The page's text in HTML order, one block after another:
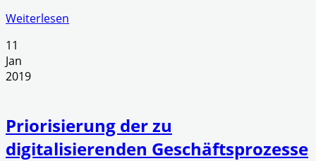
Weiterlesen
11
Jan
2019
Priorisierung der zu
digitalisierenden Geschäftsprozesse